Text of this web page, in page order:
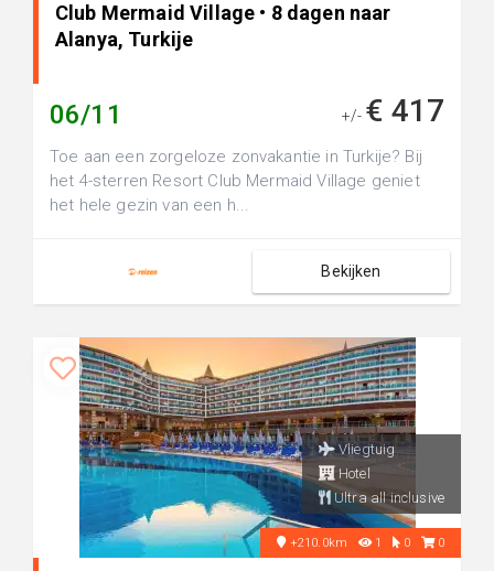
Club Mermaid Village • 8 dagen naar
Alanya, Turkije
06/11 +/- € 417
Toe aan een zorgeloze zonvakantie in Turkije? Bij
het 4-sterren Resort Club Mermaid Village geniet
het hele gezin van een h...
Bekijken
Vliegtuig
Hotel
Ultra all inclusive
+210.0km 1 0 0